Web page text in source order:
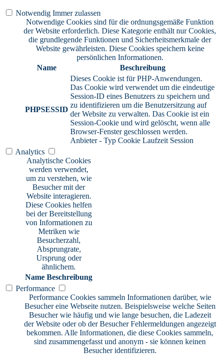
Notwendig Immer zulassen
Notwendige Cookies sind für die ordnungsgemäße Funktion
der Website erforderlich. Diese Kategorie enthält nur Cookies,
die grundlegende Funktionen und Sicherheitsmerkmale der
Website gewährleisten. Diese Cookies speichern keine
persönlichen Informationen.
Name
Beschreibung
PHPSESSID
Dieses Cookie ist für PHP-Anwendungen.
Das Cookie wird verwendet um die eindeutige
Session-ID eines Benutzers zu speichern und
zu identifizieren um die Benutzersitzung auf
der Website zu verwalten. Das Cookie ist ein
Session-Cookie und wird gelöscht, wenn alle
Browser-Fenster geschlossen werden.
Anbieter - Typ Cookie Laufzeit Session
Analytics
Analytische Cookies
werden verwendet,
um zu verstehen, wie
Besucher mit der
Website interagieren.
Diese Cookies helfen
bei der Bereitstellung
von Informationen zu
Metriken wie
Besucherzahl,
Absprungrate,
Ursprung oder
ähnlichem.
Name Beschreibung
Performance
Performance Cookies sammeln Informationen darüber, wie
Besucher eine Webseite nutzen. Beispielsweise welche Seiten
Besucher wie häufig und wie lange besuchen, die Ladezeit
der Website oder ob der Besucher Fehlermeldungen angezeigt
bekommen. Alle Informationen, die diese Cookies sammeln,
sind zusammengefasst und anonym - sie können keinen
Besucher identifizieren.